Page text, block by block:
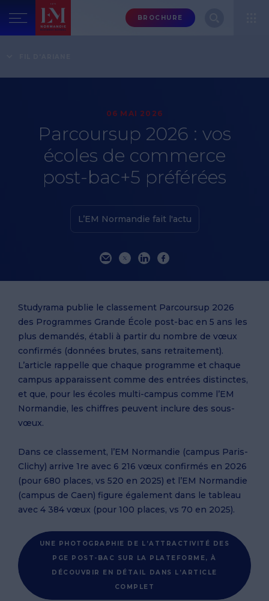
Menu
header-
BROCHURE
06 MAI 2026
Parcoursup 2026 : vos
écoles de commerce
post-bac+5 préférées
L’EM Normandie fait l'actu
Studyrama publie le classement Parcoursup 2026
des Programmes Grande École post-bac en 5 ans les
plus demandés, établi à partir du nombre de vœux
confirmés (données brutes, sans retraitement).
L’article rappelle que chaque programme et chaque
campus apparaissent comme des entrées distinctes,
et que, pour les écoles multi-campus comme l’EM
Normandie, les chiffres peuvent inclure des sous-
vœux.
Dans ce classement, l’EM Normandie (campus Paris-
Clichy) arrive 1re avec 6 216 vœux confirmés en 2026
(pour 680 places, vs 520 en 2025) et l’EM Normandie
(campus de Caen) figure également dans le tableau
avec 4 384 vœux (pour 100 places, vs 70 en 2025).
UNE PHOTOGRAPHIE DE L’ATTRACTIVITÉ DES
PGE POST-BAC SUR LA PLATEFORME, À
DÉCOUVRIR EN DÉTAIL DANS L’ARTICLE
COMPLET